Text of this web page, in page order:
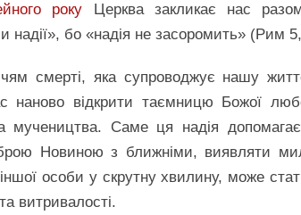
року Церква закликає нас
надії», бо «надія не засоромить» (Рим
смерті, яка супроводжує нашу
наново відкрити таємницю Божої
мучеництва. Саме ця надія
Новиною з ближніми, виявляти
особи у скрутну хвилину, може
витривалості.